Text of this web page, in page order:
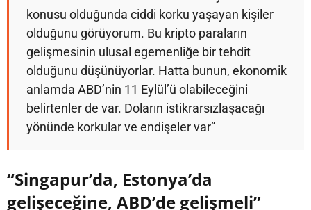
konusu olduğunda ciddi korku yaşayan kişiler
olduğunu görüyorum. Bu kripto paraların
gelişmesinin ulusal egemenliğe bir tehdit
olduğunu düşünüyorlar. Hatta bunun, ekonomik
anlamda ABD’nin 11 Eylül’ü olabileceğini
belirtenler de var. Doların istikrarsızlaşacağı
yönünde korkular ve endişeler var”
“Singapur’da, Estonya’da
gelişeceğine, ABD’de gelişmeli”